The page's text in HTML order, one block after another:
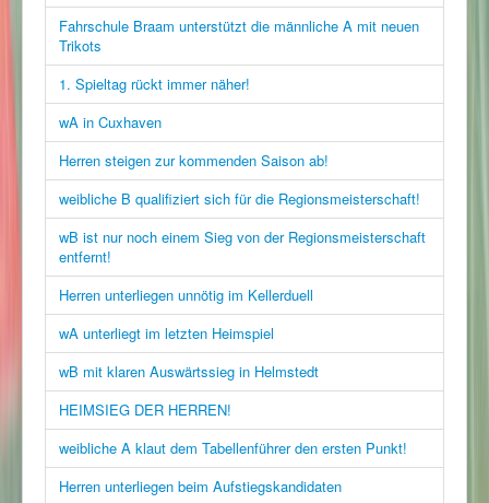
Fahrschule Braam unterstützt die männliche A mit neuen
Trikots
1. Spieltag rückt immer näher!
wA in Cuxhaven
Herren steigen zur kommenden Saison ab!
weibliche B qualifiziert sich für die Regionsmeisterschaft!
wB ist nur noch einem Sieg von der Regionsmeisterschaft
entfernt!
Herren unterliegen unnötig im Kellerduell
wA unterliegt im letzten Heimspiel
wB mit klaren Auswärtssieg in Helmstedt
HEIMSIEG DER HERREN!
weibliche A klaut dem Tabellenführer den ersten Punkt!
Herren unterliegen beim Aufstiegskandidaten